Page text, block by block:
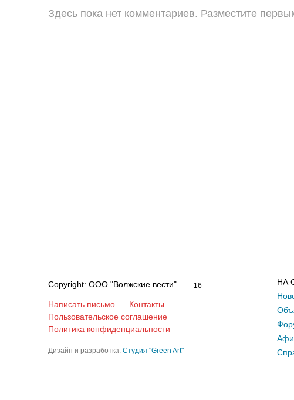
Здесь пока нет комментариев. Разместите
Copyright: ООО "Волжские вести" 16+
Написать письмо
Контакты
Пользовательское соглашение
Политика конфиденциальности
Дизайн и разработка: Студия "Green Art"
НА